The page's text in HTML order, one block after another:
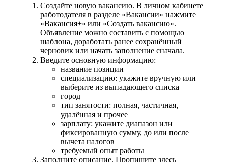
Создайте новую вакансию. В личном кабинете
работодателя в разделе «Вакансии» нажмите
«Вакансия+» или «Создать вакансию».
Объявление можно составить с помощью
шаблона, доработать ранее сохранённый
черновик или начать заполнение сначала.
Введите основную информацию:
название позиции
специализацию: укажите вручную или
выберите из выпадающего списка
город
тип занятости: полная, частичная,
удалённая и прочее
зарплату: укажите диапазон или
фиксированную сумму, до или после
вычета налогов
требуемый опыт работы
Заполните описание. Пропишите здесь